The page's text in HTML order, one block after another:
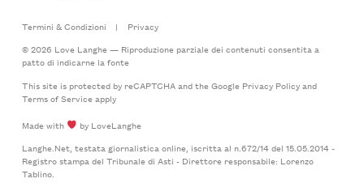
Termini & Condizioni |
Privacy
© 2026 Love Langhe — Riproduzione parziale dei contenuti consentita a
patto di indicarne la fonte
This site is protected by reCAPTCHA and the Google Privacy Policyand
Terms of Serviceapply
Made with
by LoveLanghe
Langhe.Net, testata giornalistica online, iscritta al n.672/14 del 15.05.2014 -
Registro stampa del Tribunale di Asti - Direttore responsabile: Lorenzo
Tablino.